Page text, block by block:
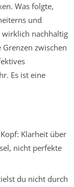
Was folgte,
und
wirklich nachhaltig
zwischen
Es ist eine
Klarheit über
nicht perfekte
du nicht durch